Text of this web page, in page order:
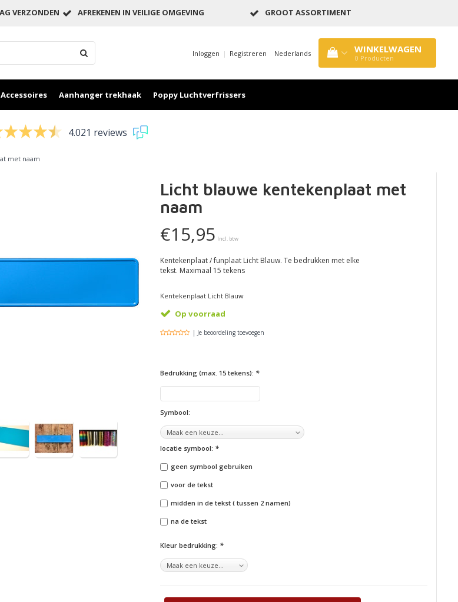
VERZONDEN AFREKENEN IN VEILIGE OMGEVING GROOT ASSORTIMENT
Inloggen | Registreren Nederlands WINKELWAGEN
0 Producten
Accessoires Aanhanger trekhaak Poppy Luchtverfrissers
4.021 reviews
met naam
Licht blauwe kentekenplaat met
naam
€15,95 Incl. btw
Kentekenplaat / funplaat Licht Blauw. Te bedrukken met elke
tekst. Maximaal 15 tekens
Kentekenplaat Licht Blauw
Op voorraad
| Je beoordeling toevoegen
Bedrukking (max. 15 tekens): *
Symbool:
locatie symbool: *
geen symbool gebruiken
voor de tekst
midden in de tekst ( tussen 2 namen)
na de tekst
Kleur bedrukking: *